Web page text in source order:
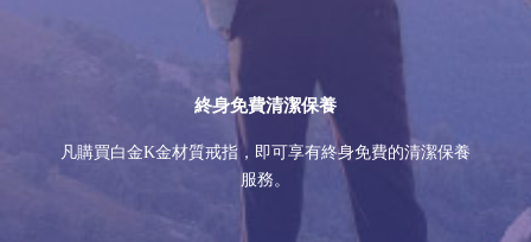
終身免費清潔保養
凡購買白金K金材質戒指，即可享有終身免費的清潔保養
服務。